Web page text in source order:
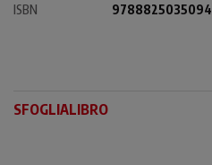
ISBN
9788825035094
SFOGLIALIBRO